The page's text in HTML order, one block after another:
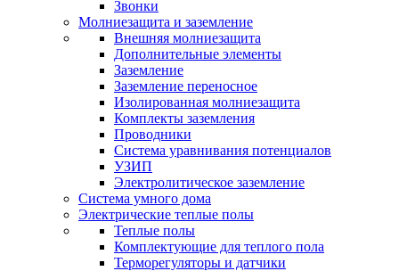
Звонки
Молниезащита и заземление
Внешняя молниезащита
Дополнительные элементы
Заземление
Заземление переносное
Изолированная молниезащита
Комплекты заземления
Проводники
Система уравнивания потенциалов
УЗИП
Электролитическое заземление
Система умного дома
Электрические теплые полы
Теплые полы
Комплектующие для теплого пола
Терморегуляторы и датчики